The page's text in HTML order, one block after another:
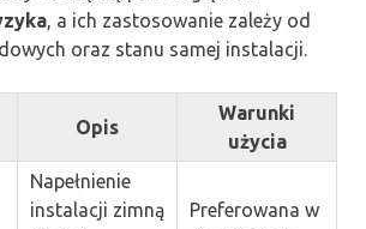
, a ich zastosowanie zależy od
oraz stanu samej instalacji.
Opis
Warunki
użycia
Napełnienie
instalacji zimną
Preferowana w